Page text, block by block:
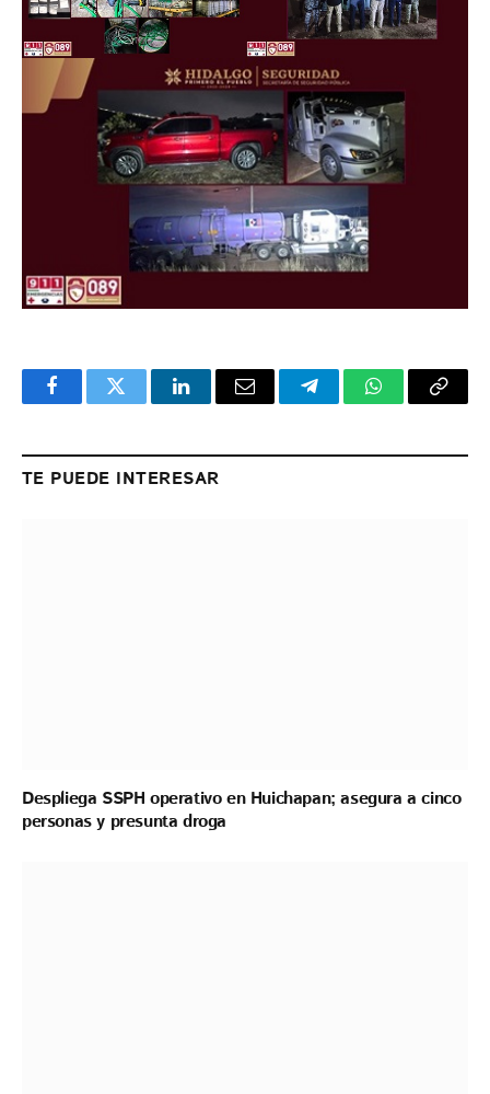
FacebookTwitter LinkedInEmail TelegramWhatsApp
Copy
TE PUEDE INTERESAR
Despliega SSPH operativo en Huichapan; asegura a cinco
personas y presunta droga